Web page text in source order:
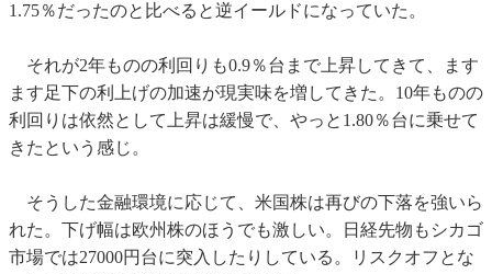
1.75％だったのと比べると逆イールドになっていた。
それが2年ものの利回りも0.9％台まで上昇してきて、ます
ます足下の利上げの加速が現実味を増してきた。10年ものの
利回りは依然として上昇は緩慢で、やっと1.80％台に乗せて
きたという感じ。
そうした金融環境に応じて、米国株は再びの下落を強いら
れた。下げ幅は欧州株のほうでも激しい。日経先物もシカゴ
市場では27000円台に突入したりしている。リスクオフとな